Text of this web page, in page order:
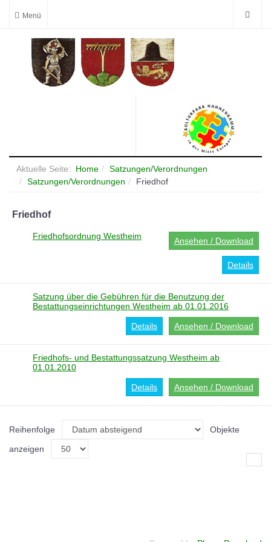
Aktuelle Seite: Home
Satzungen/Verordnungen
Satzungen/Verordnungen
Friedhof
Friedhof
Friedhofsordnung Westheim Ansehen / Download
Details
Satzung über die Gebühren für die Benutzung der
Bestattungseinrichtungen Westheim ab 01.01.2016
Ansehen / Download
Details
Friedhofs- und Bestattungssatzung Westheim ab
01.01.2010
Ansehen / Download
Details
Reihenfolge
Objekte
anzeigen